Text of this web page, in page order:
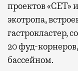
проектов «СЕТ»
экотропа,
гастрокластер,
20 фуд-
бассейном.